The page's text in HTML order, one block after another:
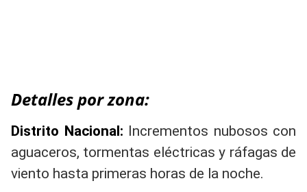
Detalles por zona:
Distrito Nacional: Incrementos nubosos con
aguaceros, tormentas eléctricas y ráfagas de
viento hasta primeras horas de la noche.